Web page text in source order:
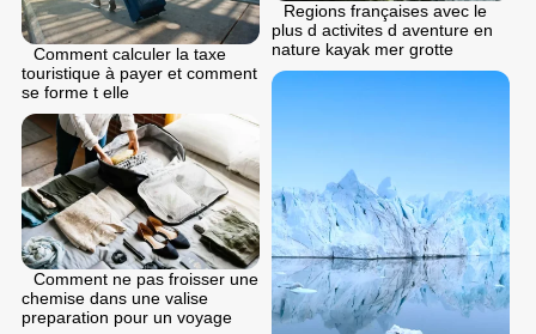
Regions françaises avec le
plus d activites d aventure en
nature kayak mer grotte
Comment calculer la taxe
touristique à payer et comment
se forme t elle
Comment ne pas froisser une
chemise dans une valise
preparation pour un voyage